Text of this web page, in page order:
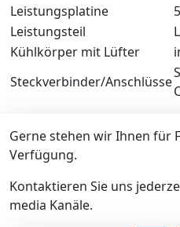
Leistungsplatine
Leistungsteil
Kühlkörper mit Lüfter
Steckverbinder/Anschlüsse
Gerne stehen wir Ihnen für
Verfügung.
Kontaktieren Sie uns
media Kanäle.